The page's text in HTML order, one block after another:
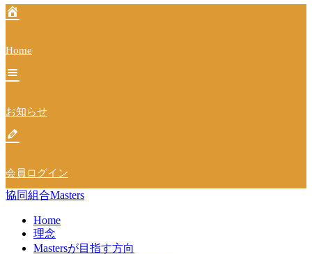
シ
Home
お知らせ
会員ログイン
協同組合Masters
Home
理念
Mastersが目指す方向